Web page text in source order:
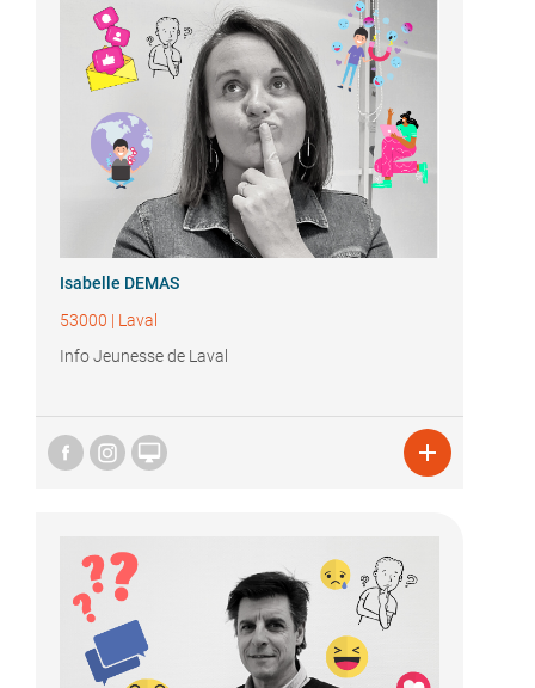
Isabelle DEMAS
53000 | Laval
Info Jeunesse de Laval
 